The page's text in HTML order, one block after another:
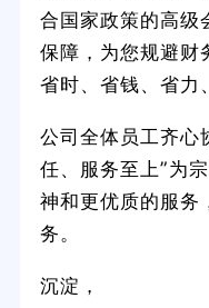
合国家政策的高级
保障，为您规避财
省时、省钱、省力
公司全体员工齐心
任、服务至上”为
神和更优质的服务
务。
沉淀，